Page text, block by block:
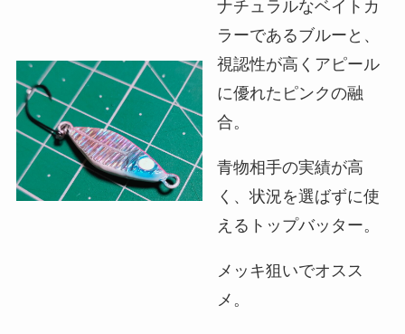
ナチュラルなベイトカ
ラーであるブルーと、
視認性が高くアピール
に優れたピンクの融
合。
青物相手の実績が高
く、状況を選ばずに使
えるトップバッター。
メッキ狙いでオスス
メ。